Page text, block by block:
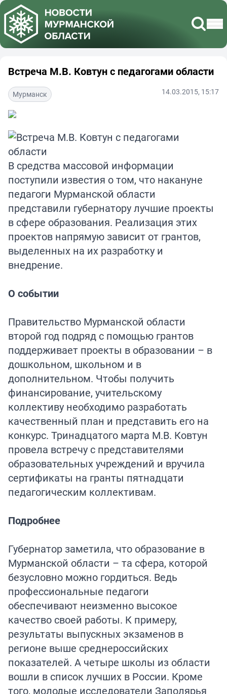
Встреча М.В. Ковтун с педагогами области
Мурманск 14.03.2015, 15:17
В средства массовой информации
поступили известия о том, что накануне
педагоги Мурманской области
представили губернатору лучшие проекты
в сфере образования. Реализация этих
проектов напрямую зависит от грантов,
выделенных на их разработку и
внедрение.
О событии
Правительство Мурманской области
второй год подряд с помощью грантов
поддерживает проекты в образовании – в
дошкольном, школьном и в
дополнительном. Чтобы получить
финансирование, учительскому
коллективу необходимо разработать
качественный план и представить его на
конкурс. Тринадцатого марта М.В. Ковтун
провела встречу с представителями
образовательных учреждений и вручила
сертификаты на гранты пятнадцати
педагогическим коллективам.
Подробнее
Губернатор заметила, что образование в
Мурманской области – та сфера, которой
безусловно можно гордиться. Ведь
профессиональные педагоги
обеспечивают неизменно высокое
качество своей работы. К примеру,
результаты выпускных экзаменов в
регионе выше среднероссийских
показателей. А четыре школы из области
вошли в список лучших в России. Кроме
того, молодые исследователи Заполярья